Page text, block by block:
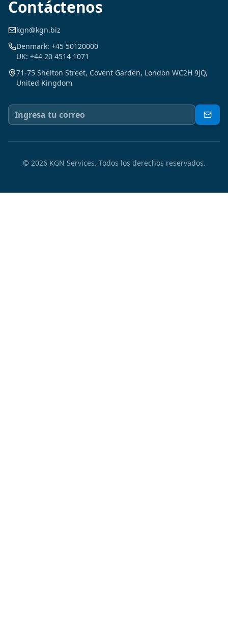
Contáctenos
kgn@kgn.biz
Denmark: +45 50120000
UK: +44 20 4514 1071
71-75 Shelton Street, Covent Garden, London WC2H 9JQ,
United Kingdom
© 2026KGN Services. Todos los derechos reservados.